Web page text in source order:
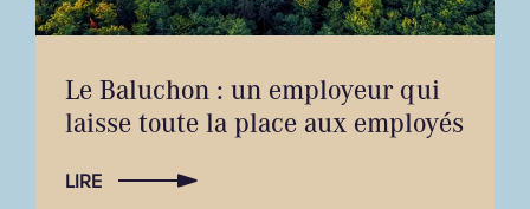
Le Baluchon : un employeur qui
laisse toute la place aux employés
LIRE